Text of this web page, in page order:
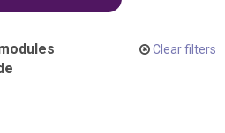
Clear filters